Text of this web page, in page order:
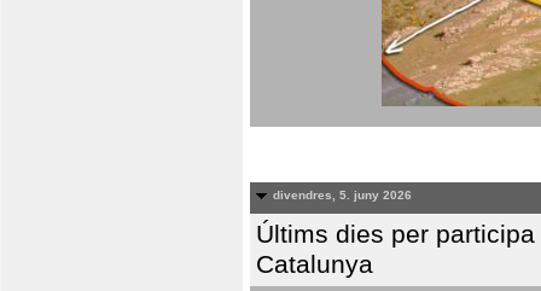
divendres, 5. juny 2026
Últims dies per
Catalunya